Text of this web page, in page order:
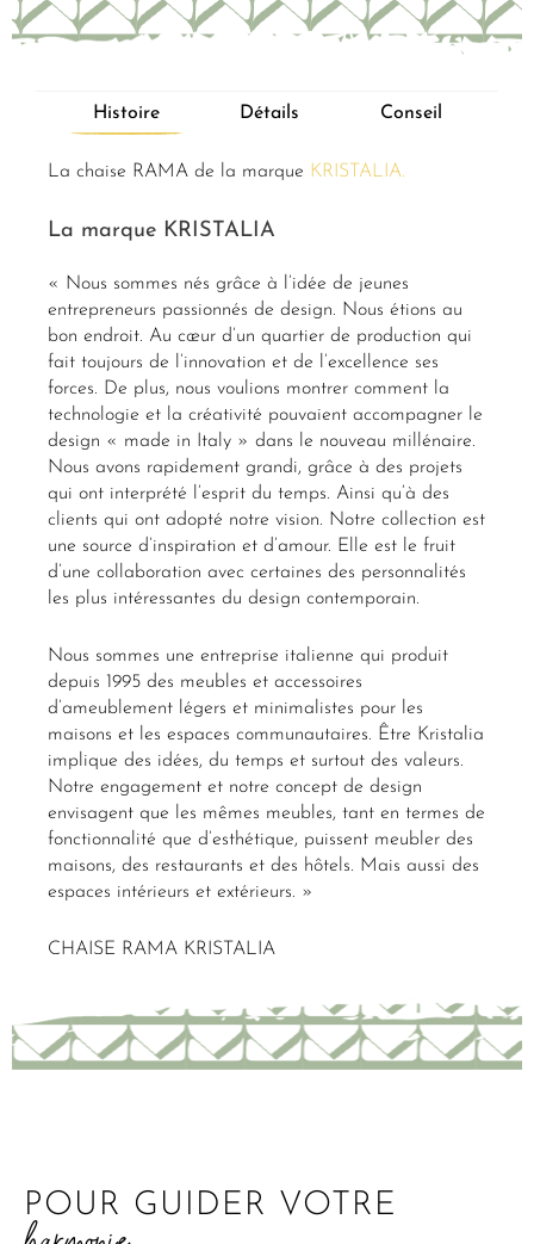
Histoire Détails Conseil
La chaise RAMA de la marque KRISTALIA.
La marque KRISTALIA
« Nous sommes nés grâce à l’idée de jeunes
entrepreneurs passionnés de design. Nous étions au
bon endroit. Au cœur d’un quartier de production qui
fait toujours de l’innovation et de l’excellence ses
forces. De plus, nous voulions montrer comment la
technologie et la créativité pouvaient accompagner le
design « made in Italy » dans le nouveau millénaire.
Nous avons rapidement grandi, grâce à des projets
qui ont interprété l’esprit du temps. Ainsi qu’à des
clients qui ont adopté notre vision. Notre collection est
une source d’inspiration et d’amour. Elle est le fruit
d’une collaboration avec certaines des personnalités
les plus intéressantes du design contemporain.
Nous sommes une entreprise italienne qui produit
depuis 1995 des meubles et accessoires
d’ameublement légers et minimalistes pour les
maisons et les espaces communautaires. Être Kristalia
implique des idées, du temps et surtout des valeurs.
Notre engagement et notre concept de design
envisagent que les mêmes meubles, tant en termes de
fonctionnalité que d’esthétique, puissent meubler des
maisons, des restaurants et des hôtels. Mais aussi des
espaces intérieurs et extérieurs. »
CHAISE RAMA KRISTALIA
POUR GUIDER VOTRE